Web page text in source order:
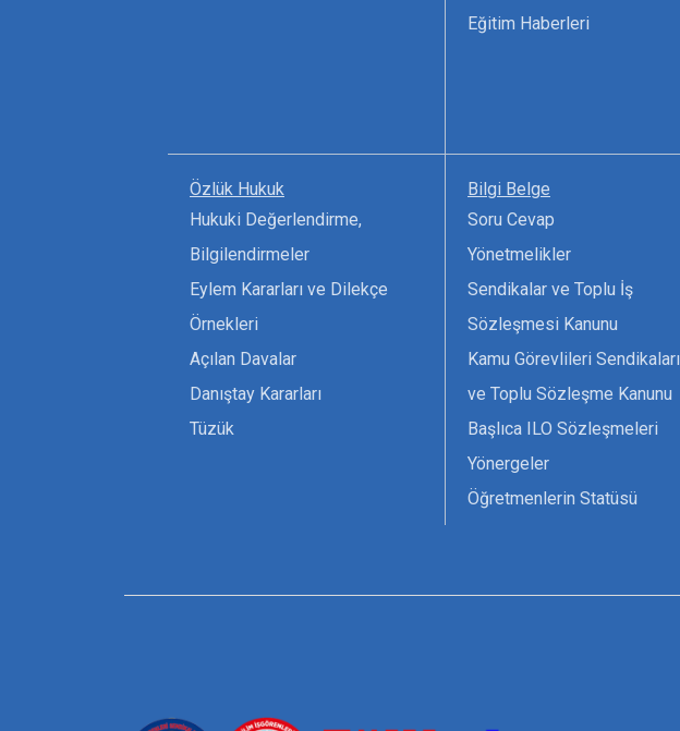
Eğitim Haberleri
Özlük Hukuk
Hukuki Değerlendirme,
Bilgilendirmeler
Eylem Kararları ve Dilekçe
Örnekleri
Açılan Davalar
Danıştay Kararları
Tüzük
Bilgi Belge
Soru Cevap
Yönetmelikler
Sendikalar ve Toplu İş
Sözleşmesi Kanunu
Kamu Görevlileri Sendikaları
ve Toplu Sözleşme Kanunu
Başlıca ILO Sözleşmeleri
Yönergeler
Öğretmenlerin Statüsü
Seçim Formları